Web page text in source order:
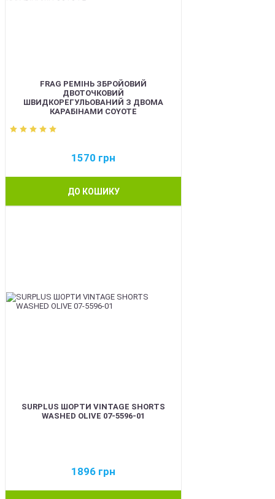
FRAG РЕМІНЬ ЗБРОЙОВИЙ
ДВОТОЧКОВИЙ
ШВИДКОРЕГУЛЬОВАНИЙ З ДВОМА
КАРАБІНАМИ COYOTE
1570 грн
ДО КОШИКУ
SURPLUS ШОРТИ VINTAGE SHORTS
WASHED OLIVE 07-5596-01
1896 грн